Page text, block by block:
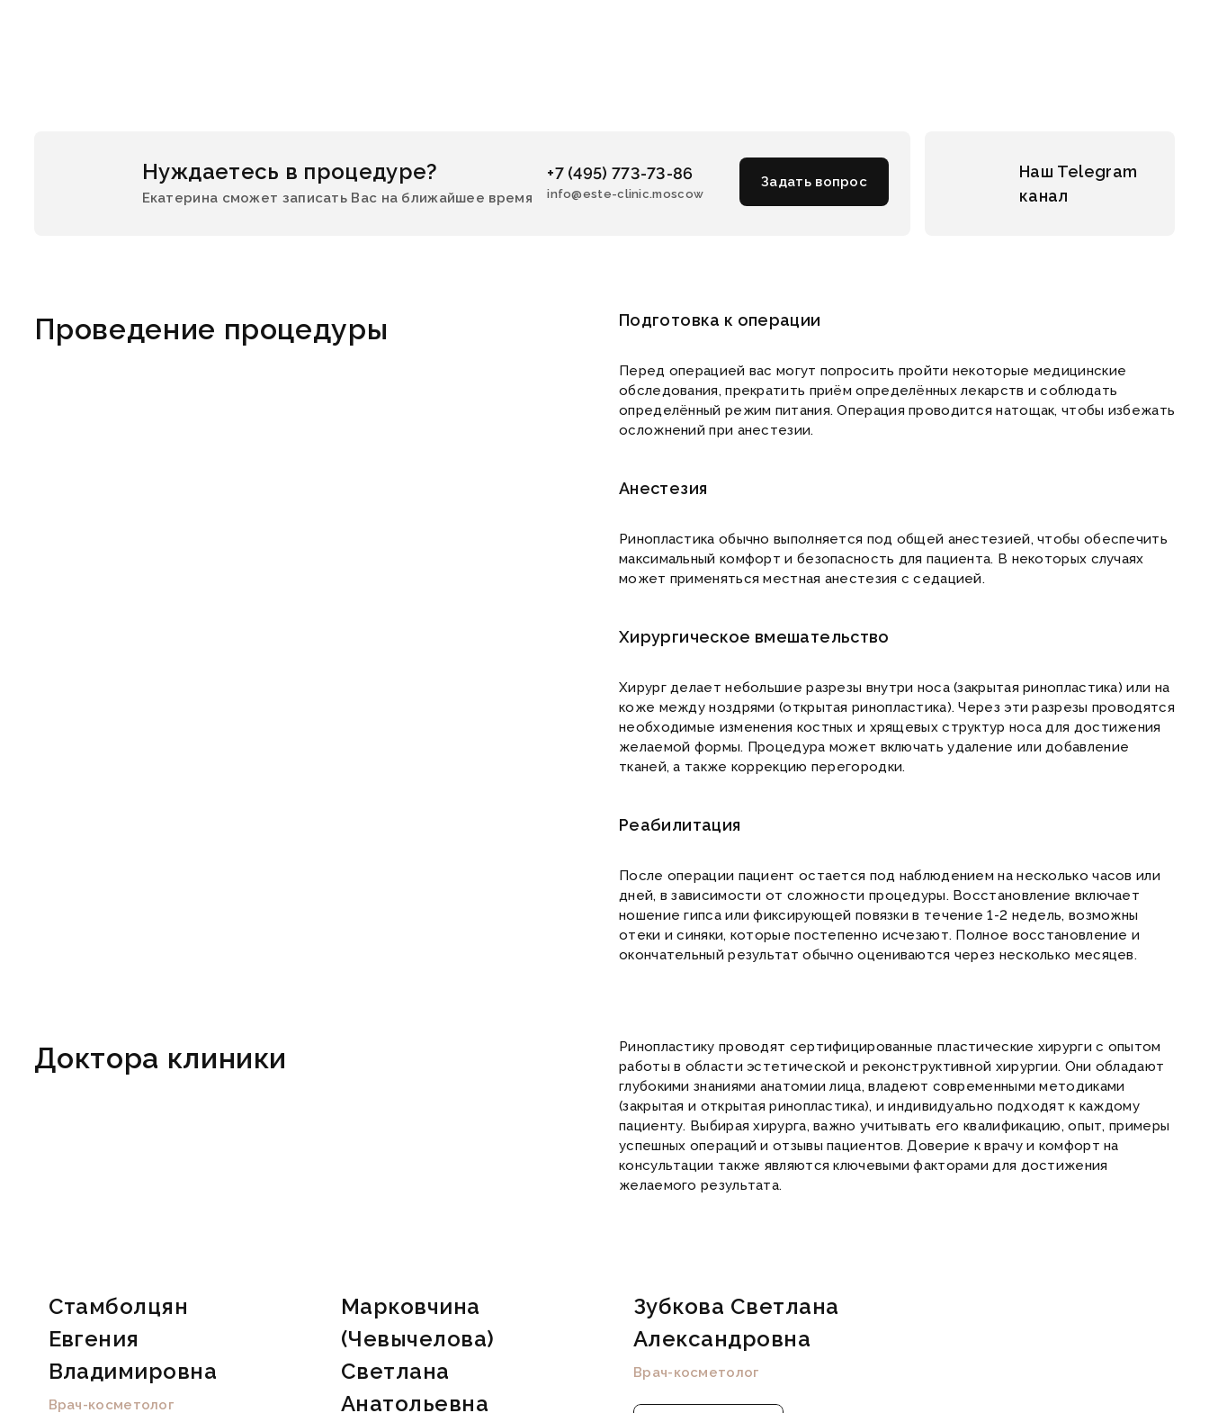
Нуждаетесь в процедуре?
Екатерина сможет записать Вас на ближайшее время
+7 (495) 773-73-86
info@este-clinic.moscow
Задать вопрос
Наш Telegram
канал
Проведение процедуры Подготовка к операции
Перед операцией вас могут попросить пройти некоторые медицинские
обследования, прекратить приём определённых лекарств и соблюдать
определённый режим питания. Операция проводится натощак, чтобы избежать
осложнений при анестезии.
Анестезия
Ринопластика обычно выполняется под общей анестезией, чтобы обеспечить
максимальный комфорт и безопасность для пациента. В некоторых случаях
может применяться местная анестезия с седацией.
Хирургическое вмешательство
Хирург делает небольшие разрезы внутри носа (закрытая ринопластика) или на
коже между ноздрями (открытая ринопластика). Через эти разрезы проводятся
необходимые изменения костных и хрящевых структур носа для достижения
желаемой формы. Процедура может включать удаление или добавление
тканей, а также коррекцию перегородки.
Реабилитация
После операции пациент остается под наблюдением на несколько часов или
дней, в зависимости от сложности процедуры. Восстановление включает
ношение гипса или фиксирующей повязки в течение 1-2 недель, возможны
отеки и синяки, которые постепенно исчезают. Полное восстановление и
окончательный результат обычно оцениваются через несколько месяцев.
Доктора клиники
Ринопластику проводят сертифицированные пластические хирурги с опытом
работы в области эстетической и реконструктивной хирургии. Они обладают
глубокими знаниями анатомии лица, владеют современными методиками
(закрытая и открытая ринопластика), и индивидуально подходят к каждому
пациенту. Выбирая хирурга, важно учитывать его квалификацию, опыт, примеры
успешных операций и отзывы пациентов. Доверие к врачу и комфорт на
консультации также являются ключевыми факторами для достижения
желаемого результата.
Стамболцян
Евгения
Владимировна
Врач-косметолог
Марковчина
(Чевычелова)
Светлана
Анатольевна
Зубкова Светлана
Александровна
Врач-косметолог